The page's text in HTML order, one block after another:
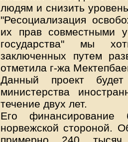
людям и снизить
"Ресоциализация
их прав совместными
государства" мы
заключенных путем
отметила г-жа
Данный проект
министерства
течение двух лет.
Его финансирование
норвежской стороной.